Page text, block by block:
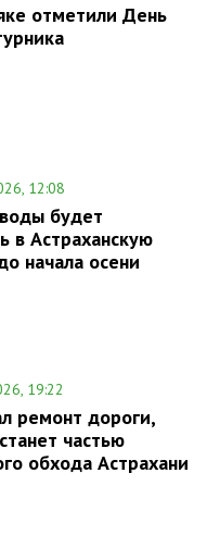
отметили День
12:08
будет
в Астраханскую
начала осени
19:22
ремонт дороги,
частью
обхода Астрахани